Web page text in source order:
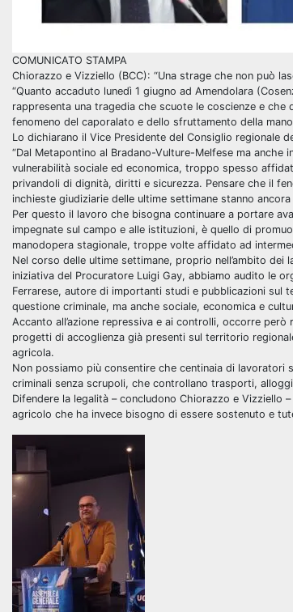
COMUNICATO STAMPA
Chiorazzo e Vizziello (BCC): “Una strage che non può
“Quanto accaduto lunedì 1 giugno ad Amendolara
rappresenta una tragedia che scuote le coscienze e
fenomeno del caporalato e dello sfruttamento della
Lo dichiarano il Vice Presidente del Consiglio regionale
“Dal Metapontino al Bradano-Vulture-Melfese ma
vulnerabilità sociale ed economica, troppo spesso
privandoli di dignità, diritti e sicurezza. Pensare che il
inchieste giudiziarie delle ultime settimane stanno
Per questo il lavoro che bisogna continuare a portare
impegnate sul campo e alle istituzioni, è quello di
manodopera stagionale, troppe volte affidato ad
Nel corso delle ultime settimane, proprio nell’ambito
iniziativa del Procuratore Luigi Gay, abbiamo audito le
Ferrarese, autore di importanti studi e pubblicazioni sul
questione criminale, ma anche sociale, economica e
Accanto all’azione repressiva e ai controlli, occorre
progetti di accoglienza già presenti sul territorio
agricola.
Non possiamo più consentire che centinaia di lavoratori
criminali senza scrupoli, che controllano trasporti,
Difendere la legalità – concludono Chiorazzo e
agricolo che ha invece bisogno di essere sostenuto e